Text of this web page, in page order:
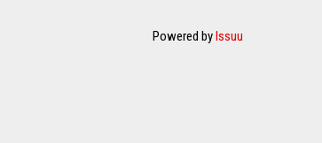
Powered by Issuu